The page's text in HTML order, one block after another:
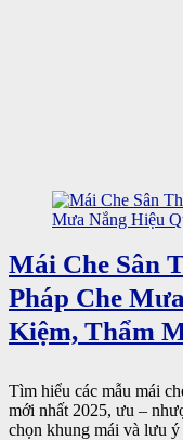
Mái Che Sân
Pháp Che
Kiệm, Thẩm
Tìm hiểu các mẫu mái
mới nhất 2025, ưu –
chọn khung mái và lưu